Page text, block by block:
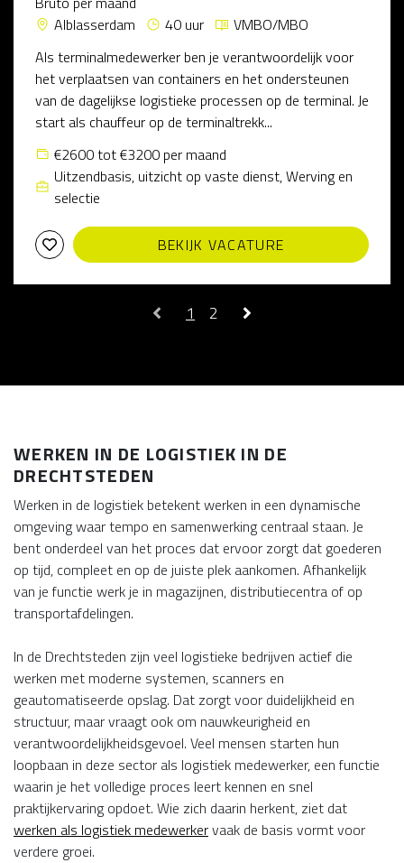
Alblasserdam
40 uur
VMBO/MBO
Als terminalmedewerker ben je verantwoordelijk voor
het verplaatsen van containers en het ondersteunen
van de dagelijkse logistieke processen op de terminal. Je
start als chauffeur op de terminaltrekk...
€2600 tot €3200 per maand
Uitzendbasis, uitzicht op vaste dienst, Werving en
selectie
BEKIJK VACATURE
1 2
WERKEN IN DE LOGISTIEK IN DE
DRECHTSTEDEN
Werken in de logistiek betekent werken in een dynamische
omgeving waar tempo en samenwerking centraal staan. Je
bent onderdeel van het proces dat ervoor zorgt dat goederen
op tijd, compleet en op de juiste plek aankomen. Afhankelijk
van je functie werk je in magazijnen, distributiecentra of op
transportafdelingen.
In de Drechtsteden zijn veel logistieke bedrijven actief die
werken met moderne systemen, scanners en
geautomatiseerde opslag. Dat zorgt voor duidelijkheid en
structuur, maar vraagt ook om nauwkeurigheid en
verantwoordelijkheidsgevoel. Veel mensen starten hun
loopbaan in deze sector als logistiek medewerker, een functie
waarin je het volledige proces leert kennen en snel
praktijkervaring opdoet. Wie zich daarin herkent, ziet dat
werken als logistiek medewerkervaak de basis vormt voor
verdere groei.